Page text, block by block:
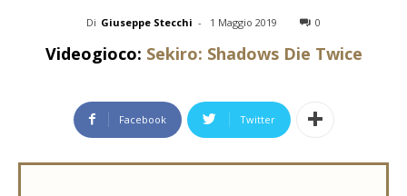
Di Giuseppe Stecchi - 1 Maggio 2019 0
Videogioco: Sekiro: Shadows Die Twice
Facebook Twitter